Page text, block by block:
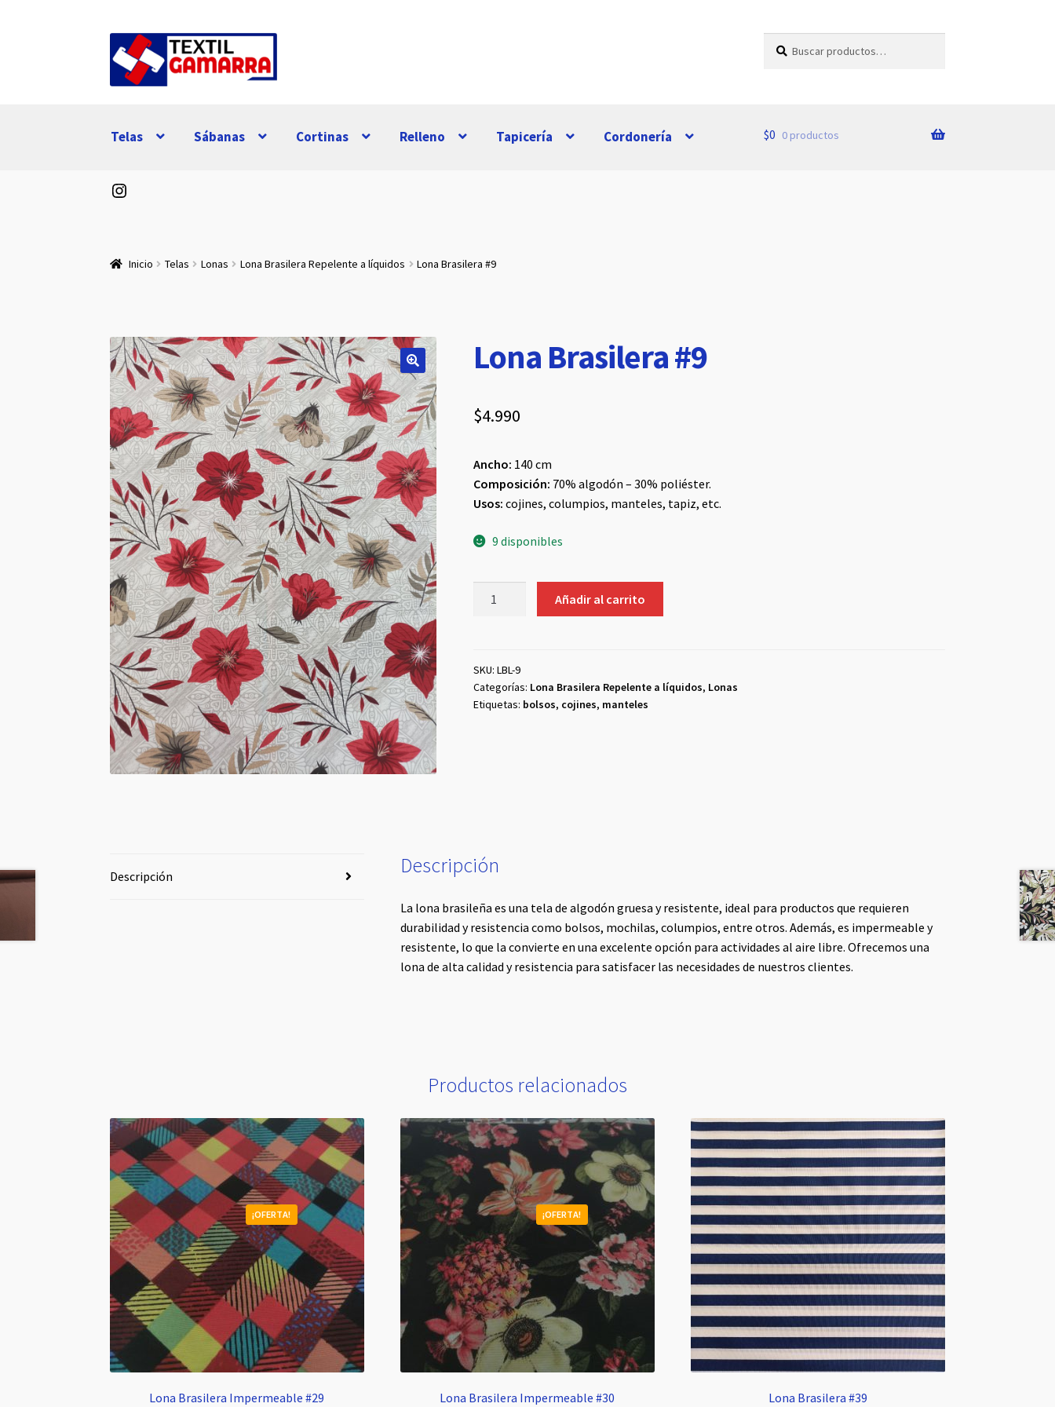
a
al
contenido
por:
Telas Sábanas Cortinas Relleno Tapicería Cordonería $0 0 productos
Instagram
Inicio Telas Lonas Lona Brasilera Repelente a líquidos Lona Brasilera #9
Lona Brasilera #9
$4.990
Ancho: 140 cm
Composición: 70% algodón – 30% poliéster.
Usos: cojines, columpios, manteles, tapiz, etc.
9 disponibles
Añadir al carrito
SKU: LBL-9
Categorías: Lona Brasilera Repelente a líquidos, Lonas
Etiquetas: bolsos, cojines, manteles
Descripción Descripción
La lona brasileña es una tela de algodón gruesa y resistente, ideal para productos que requieren
durabilidad y resistencia como bolsos, mochilas, columpios, entre otros. Además, es impermeable y
resistente, lo que la convierte en una excelente opción para actividades al aire libre. Ofrecemos una
lona de alta calidad y resistencia para satisfacer las necesidades de nuestros clientes.
Productos relacionados
Lona Brasilera Impermeable #29
¡OFERTA!
Lona Brasilera Impermeable #30
¡OFERTA!
Lona Brasilera #39